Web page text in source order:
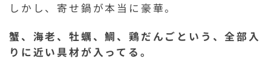
しかし、寄せ鍋が本当に豪華。
蟹、海老、牡蠣、鯛、鶏だんごという、全部入
りに近い具材が入ってる。